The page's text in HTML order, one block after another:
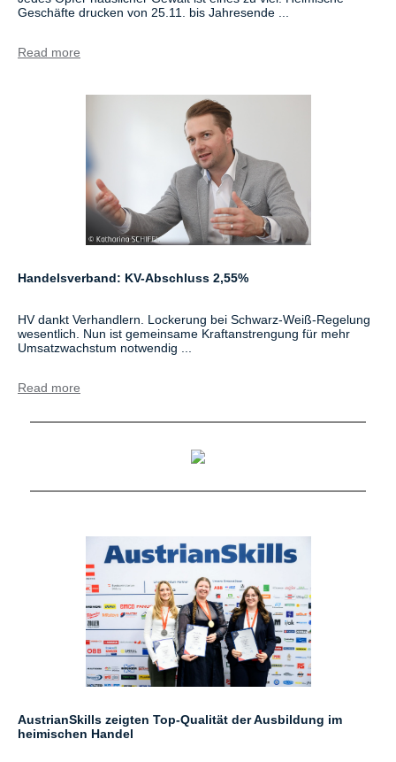
Geschäfte drucken von 25.11. bis Jahresende ...
Read more
Handelsverband: KV-Abschluss 2,55%
HV dankt Verhandlern. Lockerung bei Schwarz-Weiß-Regelung
wesentlich. Nun ist gemeinsame Kraftanstrengung für mehr
Umsatzwachstum notwendig ...
Read more
AustrianSkills zeigten Top-Qualität der Ausbildung im
heimischen Handel